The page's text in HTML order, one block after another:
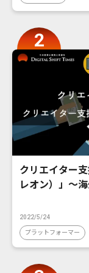
クリエイター
レオン）」〜
2022/5/24
プラットフォーマー